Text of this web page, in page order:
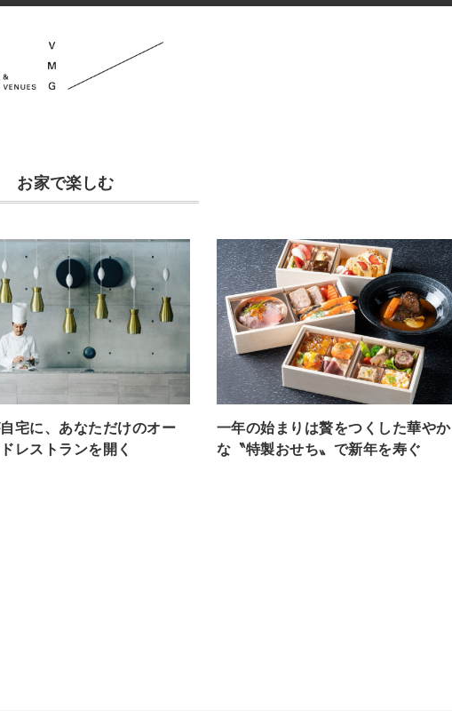
お家で楽しむ
宅に、あなただけのオー
レストランを開く
一年の始まりは贅をつくした華やか
な〝特製おせち〟で新年を寿ぐ